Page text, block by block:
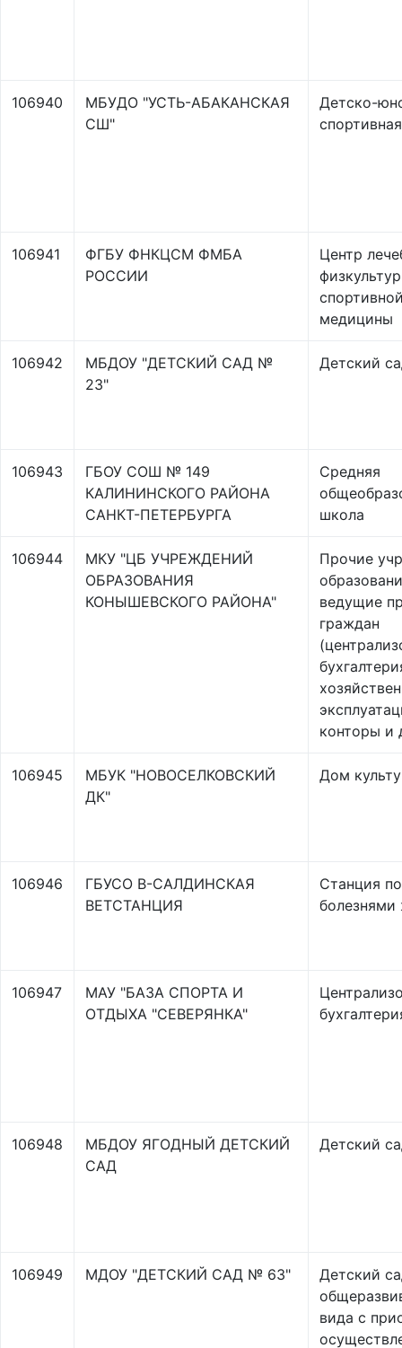
106940
МБУДО "УСТЬ-АБАКАНСКАЯ
СШ"
Детско-
106941
ФГБУ ФНКЦСМ ФМБА
РОССИИ
Центр
медицины
106942
МБДОУ "ДЕТСКИЙ САД №
23"
Детский
106943
ГБОУ СОШ № 149
КАЛИНИНСКОГО РАЙОНА
САНКТ-ПЕТЕРБУРГА
Средняя
школа
106944
МКУ "ЦБ УЧРЕЖДЕНИЙ
ОБРАЗОВАНИЯ
КОНЫШЕВСКОГО РАЙОНА"
Прочие
ведущие
граждан
конторы и
106945
МБУК "НОВОСЕЛКОВСКИЙ
ДК"
Дом
106946
ГБУСО В-САЛДИНСКАЯ
ВЕТСТАНЦИЯ
Станция
106947
МАУ "БАЗА СПОРТА И
ОТДЫХА "СЕВЕРЯНКА"
106948
МБДОУ ЯГОДНЫЙ ДЕТСКИЙ
САД
Детский
106949 МДОУ "ДЕТСКИЙ САД № 63"
Детский
вида с